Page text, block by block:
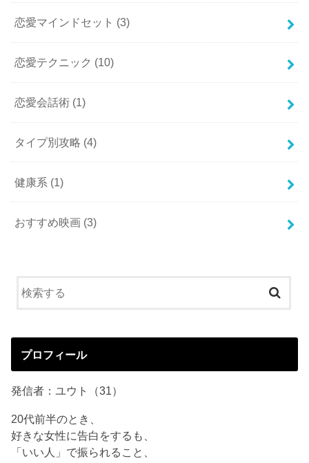
恋愛マインドセット (3)
恋愛テクニック (10)
恋愛会話術 (1)
タイプ別攻略 (4)
健康系 (1)
おすすめ映画 (3)
プロフィール
発信者：ユウト（31）
20代前半のとき、
好きな女性に告白をするも、
「いい人」で振られること、